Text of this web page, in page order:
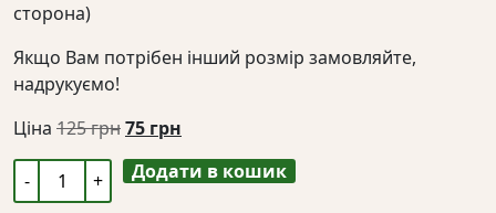
сторона)
Якщо Вам потрібен інший розмір замовляйте,
надрукуємо!
Ціна 125грнОригінальна
ціна:
125 грн.
75 грн
ціна:
75 грн.
Термонаклейка
Labubu
Додати в кошик